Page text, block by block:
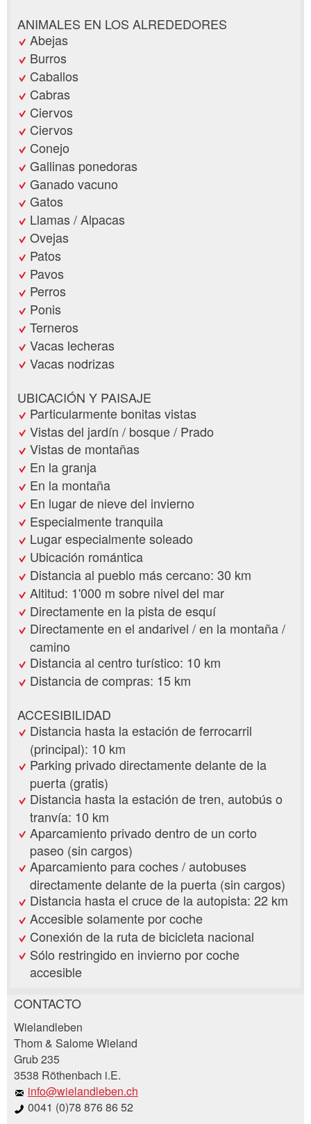
ANIMALES EN LOS ALREDEDORES
Abejas
Burros
Caballos
Cabras
Ciervos
Ciervos
Conejo
Gallinas ponedoras
Ganado vacuno
Gatos
Llamas / Alpacas
Ovejas
Patos
Pavos
Perros
Ponis
Terneros
Vacas lecheras
Vacas nodrizas
UBICACIÓN Y PAISAJE
Particularmente bonitas vistas
Vistas del jardín / bosque / Prado
Vistas de montañas
En la granja
En la montaña
En lugar de nieve del invierno
Especialmente tranquila
Lugar especialmente soleado
Ubicación romántica
Distancia al pueblo más cercano: 30 km
Altitud: 1'000 m sobre nivel del mar
Directamente en la pista de esquí
Directamente en el andarivel / en la montaña /
camino
Distancia al centro turístico: 10 km
Distancia de compras: 15 km
ACCESIBILIDAD
Distancia hasta la estación de ferrocarril
(principal): 10 km
Parking privado directamente delante de la
puerta (gratis)
Distancia hasta la estación de tren, autobús o
tranvía: 10 km
Aparcamiento privado dentro de un corto
paseo (sin cargos)
Aparcamiento para coches / autobuses
directamente delante de la puerta (sin cargos)
Distancia hasta el cruce de la autopista: 22 km
Accesible solamente por coche
Conexión de la ruta de bicicleta nacional
Sólo restringido en invierno por coche
accesible
Reclamar por anuncio
Su regeneración es muy apreciada!
Comentarios generales
Entrada no válida
Recomiende este anuncio a sus amigos.
CONTACTO
Wielandleben
Thom & Salome Wieland
Grub 235
3538 Röthenbach i.E.
info@wielandleben.ch
0041 (0)78 876 86 52